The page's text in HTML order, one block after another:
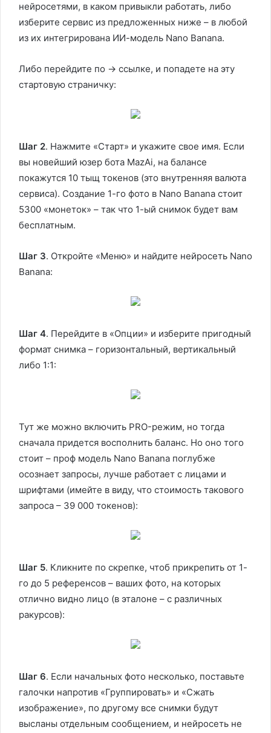
нейросетями, в каком привыкли работать, либо
изберите сервис из предложенных ниже – в любой
из их интегрирована ИИ-модель Nano Banana.
Либо перейдите по → ссылке, и попадете на эту
стартовую страничку:
Шаг 2. Нажмите «Старт» и укажите свое имя. Если
вы новейший юзер бота MazAi, на балансе
покажутся 10 тыщ токенов (это внутренняя валюта
сервиса). Создание 1-го фото в Nano Banana стоит
5300 «монеток» – так что 1-ый снимок будет вам
бесплатным.
Шаг 3. Откройте «Меню» и найдите нейросеть Nano
Banana:
Шаг 4. Перейдите в «Опции» и изберите пригодный
формат снимка – горизонтальный, вертикальный
либо 1:1:
Тут же можно включить PRO-режим, но тогда
сначала придется восполнить баланс. Но оно того
стоит – проф модель Nano Banana поглубже
осознает запросы, лучше работает с лицами и
шрифтами (имейте в виду, что стоимость такового
запроса – 39 000 токенов):
Шаг 5. Кликните по скрепке, чтоб прикрепить от 1-
го до 5 референсов – ваших фото, на которых
отлично видно лицо (в эталоне – с различных
ракурсов):
Шаг 6. Если начальных фото несколько, поставьте
галочки напротив «Группировать» и «Сжать
изображение», по другому все снимки будут
высланы отдельным сообщением, и нейросеть не